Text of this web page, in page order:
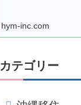
hym-inc.com
カテゴリー